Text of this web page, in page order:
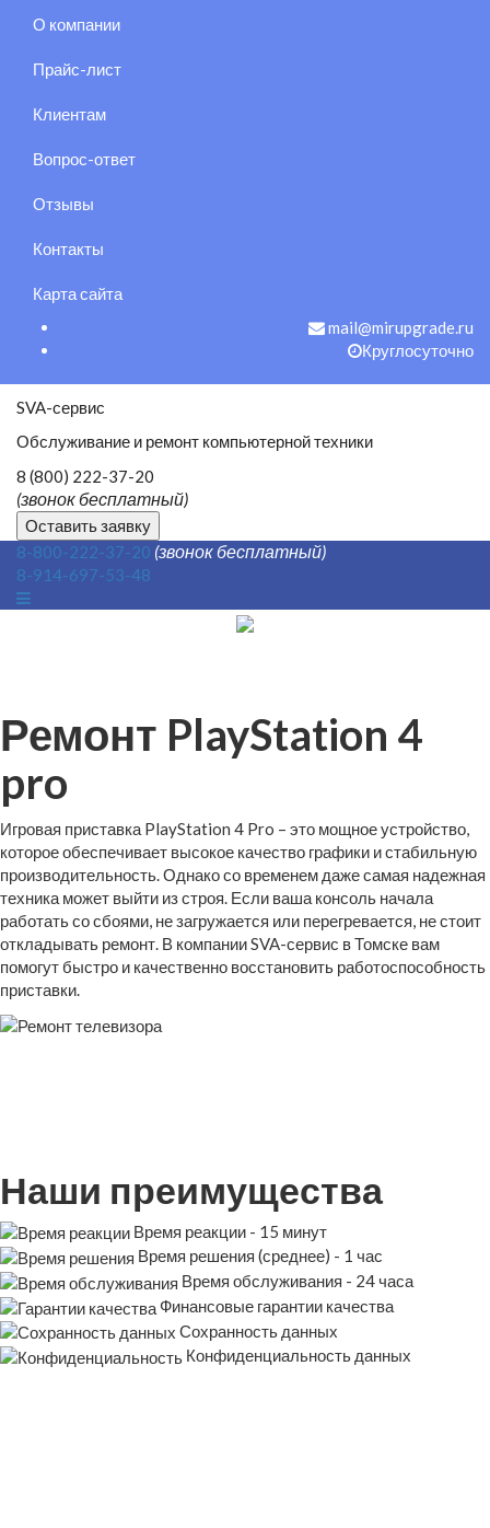
О компании
Прайс-лист
Клиентам
Вопрос-ответ
Отзывы
Контакты
Карта сайта
mail@mirupgrade.ru
Круглосуточно
SVA-сервис
Обслуживание и ремонт компьютерной техники
8 (800) 222-37-20
(звонок бесплатный)
Оставить заявку
8-800-222-37-20 (звонок бесплатный)
8-914-697-53-48
Ремонт PlayStation 4
pro
Игровая приставка PlayStation 4 Pro – это мощное устройство,
которое обеспечивает высокое качество графики и стабильную
производительность. Однако со временем даже самая надежная
техника может выйти из строя. Если ваша консоль начала
работать со сбоями, не загружается или перегревается, не стоит
откладывать ремонт. В компании SVA-сервис в Томске вам
помогут быстро и качественно восстановить работоспособность
приставки.
Наши преимущества
Время реакции - 15 минут
Время решения (среднее) - 1 час
Время обслуживания - 24 часа
Финансовые гарантии качества
Сохранность данных
Конфиденциальность данных